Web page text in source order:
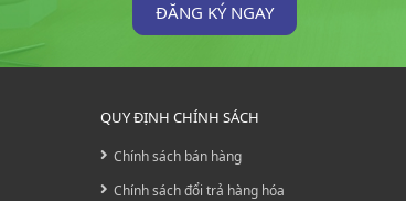
ĐĂNG KÝ NGAY
QUY ĐỊNH CHÍNH SÁCH
Chính sách bán hàng
Chính sách đổi trả hàng hóa